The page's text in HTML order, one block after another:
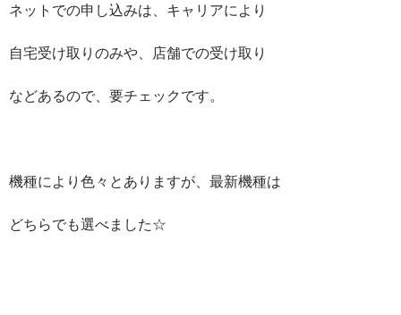
ネットでの申し込みは、キャリアにより
自宅受け取りのみや、店舗での受け取り
などあるので、要チェックです。
機種により色々とありますが、最新機種は
どちらでも選べました☆